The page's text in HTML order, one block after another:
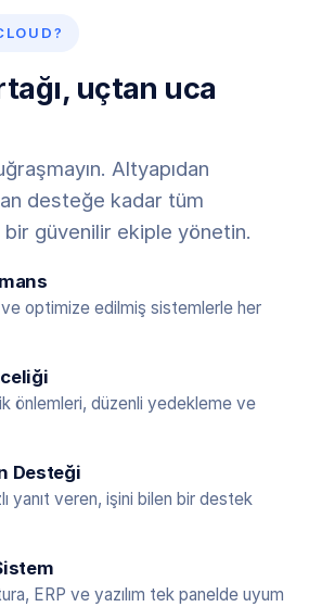
uçtan uca
Altyapıdan
desteğe kadar tüm
bir güvenilir ekiple yönetin.
ve optimize edilmiş sistemlerle her
önlemleri, düzenli yedekleme ve
Desteği
yanıt veren, işini bilen bir destek
ERP ve yazılım tek panelde uyum